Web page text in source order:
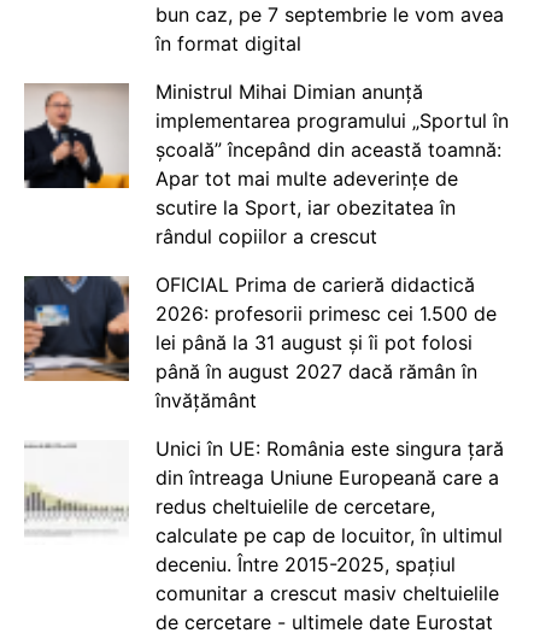
bun caz, pe 7 septembrie le vom avea
în format digital
Ministrul Mihai Dimian anunță
implementarea programului „Sportul în
școală” începând din această toamnă:
Apar tot mai multe adeverințe de
scutire la Sport, iar obezitatea în
rândul copiilor a crescut
OFICIAL Prima de carieră didactică
2026: profesorii primesc cei 1.500 de
lei până la 31 august și îi pot folosi
până în august 2027 dacă rămân în
învățământ
Unici în UE: România este singura țară
din întreaga Uniune Europeană care a
redus cheltuielile de cercetare,
calculate pe cap de locuitor, în ultimul
deceniu. Între 2015-2025, spațiul
comunitar a crescut masiv cheltuielile
de cercetare - ultimele date Eurostat